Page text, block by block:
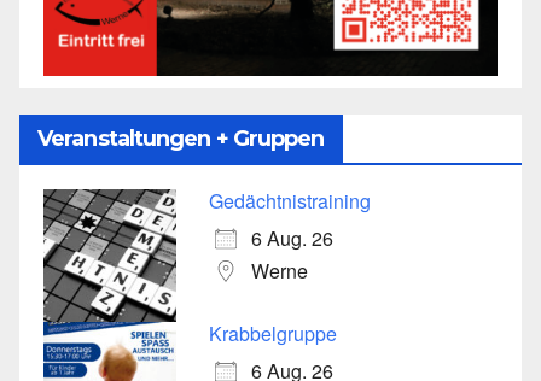
Veranstaltungen + Gruppen
Gedächtnistraining
6 Aug. 26
Werne
Krabbelgruppe
6 Aug. 26